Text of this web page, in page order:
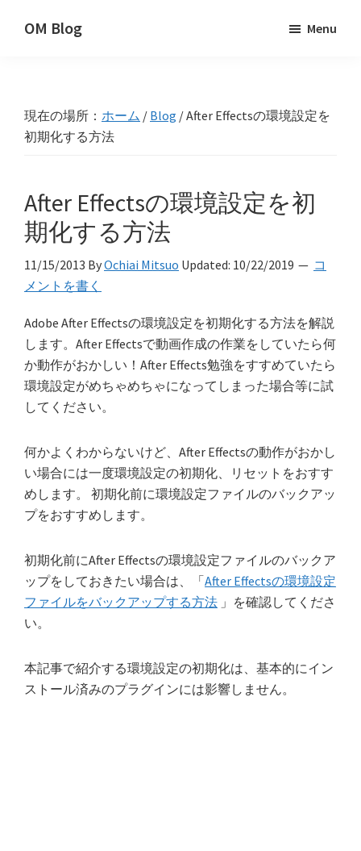
OM Blog Menu
現在の場所： ホーム / Blog /After Effectsの環境設定を
初期化する方法
After Effectsの環境設定を初
期化する方法
11/15/2013 ByOchiai Mitsuo Updated: 10/22/2019
コ
メントを書く
Adobe After Effectsの環境設定を初期化する方法を解説
します。After Effectsで動画作成の作業をしていたら何
か動作がおかしい！After Effects勉強をすすめていたら
環境設定がめちゃめちゃになってしまった場合等に試
してください。
何かよくわからないけど、After Effectsの動作がおかし
い場合には一度環境設定の初期化、リセットをおすす
めします。 初期化前に環境設定ファイルのバックアッ
プをおすすめします。
初期化前にAfter Effectsの環境設定ファイルのバックア
ップをしておきたい場合は、「After Effectsの環境設定
ファイルをバックアップする方法 」を確認してくださ
い。
本記事で紹介する環境設定の初期化は、基本的にイン
ストール済みのプラグインには影響しません。